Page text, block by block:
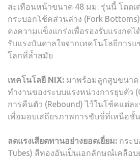
สะเทือนหน้าขนาด 48 มม. รุ่นนี้ โดด
กระบอกโช้คส่วนล่าง (Fork
คงความแข็งแกร่งเพื่อรองรับแรงกดไ
รับแรงบันดาลใจจากเทคโนโลยีการแ
โลกที่ล้ำสมัย
เทคโนโลยี NIX: มาพร้อมลูกสูบขนาด
ทำงานของระบบแรงหน่วงการยุบตัว
การคืนตัว (Rebound) ไว้ในโช้คแต่ล
เพื่อมอบเสถียรภาพการขับขี่ที่เหนือชั้น
ลดแรงเสียดทานอย่างยอดเยี่ยม: กระ
Tubes) สีทองอันเป็นเอกลักษณ์เคลือบ